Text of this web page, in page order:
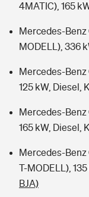
4MATIC), 165
Mercedes-Benz
MODELL), 336
Mercedes-Benz
125 kW, Diesel,
Mercedes-Benz
165 kW, Diesel,
Mercedes-Benz
T-MODELL),
BJA)